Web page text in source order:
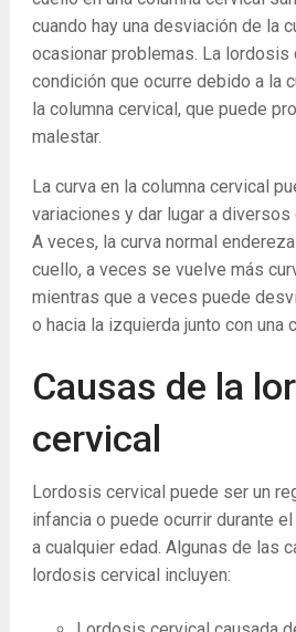
cuando hay una desviación de la
ocasionar problemas. La lordosis
condición que ocurre debido a la
la columna cervical, que puede
malestar.
La curva en la columna cervical
variaciones y dar lugar a
A veces, la curva normal
cuello, a veces se vuelve más
mientras que a veces puede
o hacia la izquierda junto con una
Causas de la
cervical
Lordosis cervical puede ser un
infancia o puede ocurrir durante
a cualquier edad. Algunas de las
lordosis cervical incluyen: